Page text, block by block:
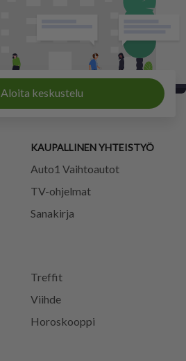
Aloita keskustelu
Treffit
Viihde
Horoskooppi
KAUPALLINEN YHTEISTYÖ
Auto1 Vaihtoautot
TV-ohjelmat
Sanakirja